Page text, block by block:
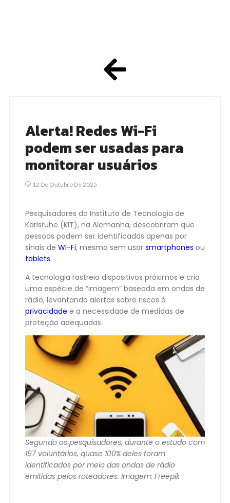
Alerta! Redes Wi-Fi
podem ser usadas para
monitorar usuários
12 De Outubro De 2025
Pesquisadores do Instituto de Tecnologia de
Karlsruhe (KIT), na Alemanha, descobriram que
pessoas podem ser identificadas apenas por
sinais de Wi-Fi, mesmo sem usar smartphones ou
tablets.
A tecnologia rastreia dispositivos próximos e cria
uma espécie de “imagem” baseada em ondas de
rádio, levantando alertas sobre riscos à
privacidade e a necessidade de medidas de
proteção adequadas.
Segundo os pesquisadores, durante o estudo com
197 voluntários, quase 100% deles foram
identificados por meio das ondas de rádio
emitidas pelos roteadores. Imagem: Freepik